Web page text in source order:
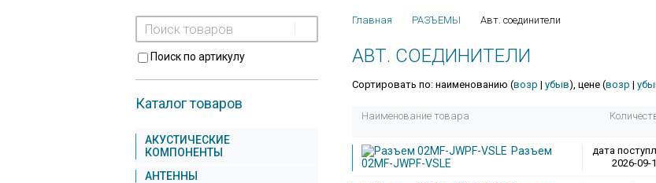
Поиск по артикулу
Каталог товаров
АКУСТИЧЕСКИЕ
КОМПОНЕНТЫ
АНТЕННЫ
Главная РАЗЪЕМЫ Авт. соединители
АВТ. СОЕДИНИТЕЛИ
Сортировать по: наименованию (возр | убыв), цене (возр |
Наименование товара
Разъем
02MF-JWPF-VSLE
дата
2026-09-